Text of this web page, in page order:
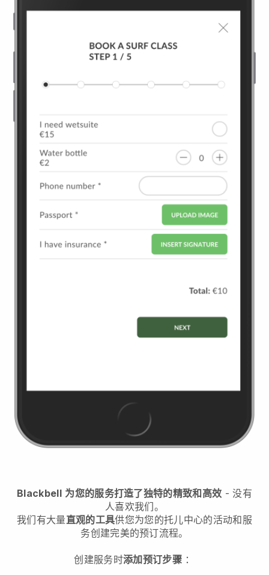
Blackbell 为您的服务打造了独特的精致和高效 - 没有
人喜欢我们。
我们有大量直观的工具供您为您的托儿中心的活动和服
务创建完美的预订流程。
创建服务时添加预订步骤：